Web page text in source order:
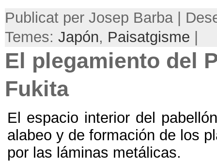
Publicat per Josep Barba |
Temes: Japón, Paisatgisme
El plegamiento del
Fukita
El espacio interior del pabellón
alabeo y de formación de los
por las láminas metálicas.